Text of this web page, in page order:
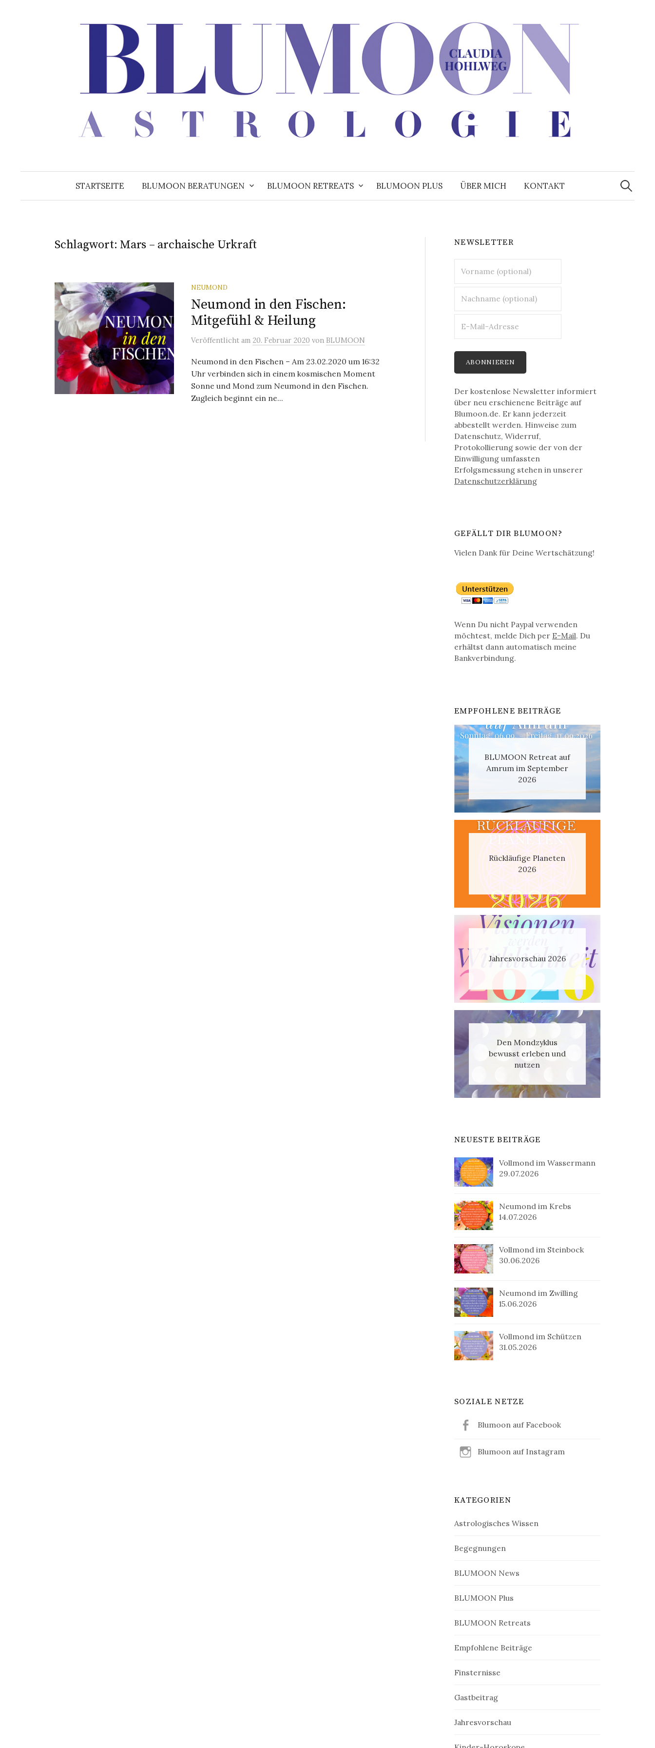
STARTSEITE BLUMOON BERATUNGEN BLUMOON RETREATS BLUMOON PLUS ÜBER MICH KONTAKT
Suchen
nach:
Schlagwort: Mars – archaische Urkraft
NEUMOND
Neumond in den Fischen:
Mitgefühl & Heilung
Veröffentlicht am 20. Februar 2020 von BLUMOON
Neumond in den Fischen – Am 23.02.2020 um 16:32
Uhr verbinden sich in einem kosmischen Moment
Sonne und Mond zum Neumond in den Fischen.
Zugleich beginnt ein ne...
NEWSLETTER
Der kostenlose Newsletter informiert
über neu erschienene Beiträge auf
Blumoon.de. Er kann jederzeit
abbestellt werden. Hinweise zum
Datenschutz, Widerruf,
Protokollierung sowie der von der
Einwilligung umfassten
Erfolgsmessung stehen in unserer
Datenschutz­erklärung
GEFÄLLT DIR BLUMOON?
Vielen Dank für Deine Wertschätzung!
Wenn Du nicht Paypal verwenden
möchtest, melde Dich per E-Mail. Du
erhältst dann automatisch meine
Bankverbindung.
EMPFOHLENE BEITRÄGE
BLUMOON Retreat auf
Amrum im September
2026
Rückläufige Planeten
2026
Jahresvorschau 2026
Den Mondzyklus
bewusst erleben und
nutzen
NEUESTE BEITRÄGE
Vollmond im Wassermann
29.07.2026
Neumond im Krebs
14.07.2026
Vollmond im Steinbock
30.06.2026
Neumond im Zwilling
15.06.2026
Vollmond im Schützen
31.05.2026
SOZIALE NETZE
Blumoon auf Facebook
Blumoon auf Instagram
KATEGORIEN
Astrologisches Wissen
Begegnungen
BLUMOON News
BLUMOON Plus
BLUMOON Retreats
Empfohlene Beiträge
Finsternisse
Gastbeitrag
Jahresvorschau